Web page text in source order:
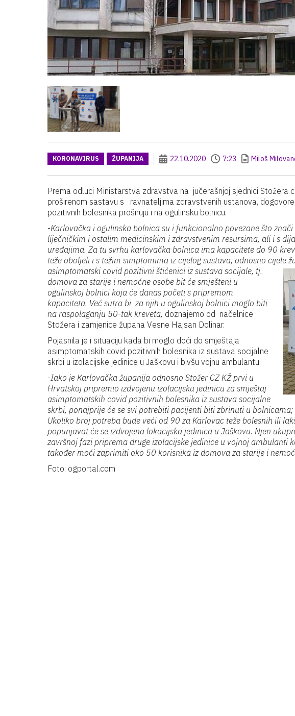
KORONAVIRUS ŽUPANIJA 22.10.2020 7:23 Miloš
Prema odluci Ministarstva zdravstva na jučerašnjoj sjednici Stožera
proširenom sastavu s ravnateljima zdravstvenih ustanova,
pozitivnih bolesnika proširuju i na ogulinsku bolnicu.
-Karlovačka i ogulinska bolnica su i funkcionalno povezane što
liječničkim i ostalim medicinskim i zdravstvenim resursima, ali i s
uređajima. Za tu svrhu karlovačka bolnica ima kapacitete do 90
teže oboljeli i s težim simptomima iz cijelog sustava, odnosno cijele
asimptomatski covid pozitivni štićenici iz sustava socijale, tj.
domova za starije i nemoćne osobe bit će smješteni u
ogulinskoj bolnici koja će danas početi s pripremom
kapaciteta. Već sutra bi za njih u ogulinskoj bolnici moglo biti
na raspolaganju 50-tak kreveta, doznajemo od načelnice
Stožera i zamjenice župana Vesne Hajsan Dolinar.
Pojasnila je i situaciju kada bi moglo doći do smještaja
asimptomatskih covid pozitivnih bolesnika iz sustava socijalne
skrbi u izolacijske jedinice u Jaškovu i bivšu vojnu ambulantu.
-Iako je Karlovačka županija odnosno Stožer CZ KŽ prvi u
Hrvatskoj pripremio izdvojenu izolacijsku jedinicu za smještaj
asimptomatskih covid pozitivnih bolesnika iz sustava socijalne
skrbi, ponajprije će se svi potrebiti pacijenti biti zbrinuti u
Ukoliko broj potreba bude veći od 90 za Karlovac teže bolesnih ili
popunjavat će se izdvojena lokacijska jedinica u Jaškovu. Njen
završnoj fazi priprema druge izolacijske jedinice u vojnoj ambulanti
također moći zaprimiti oko 50 korisnika iz domova za starije i
Foto: ogportal.com